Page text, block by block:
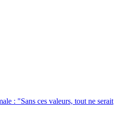
: "Sans ces valeurs, tout ne serait